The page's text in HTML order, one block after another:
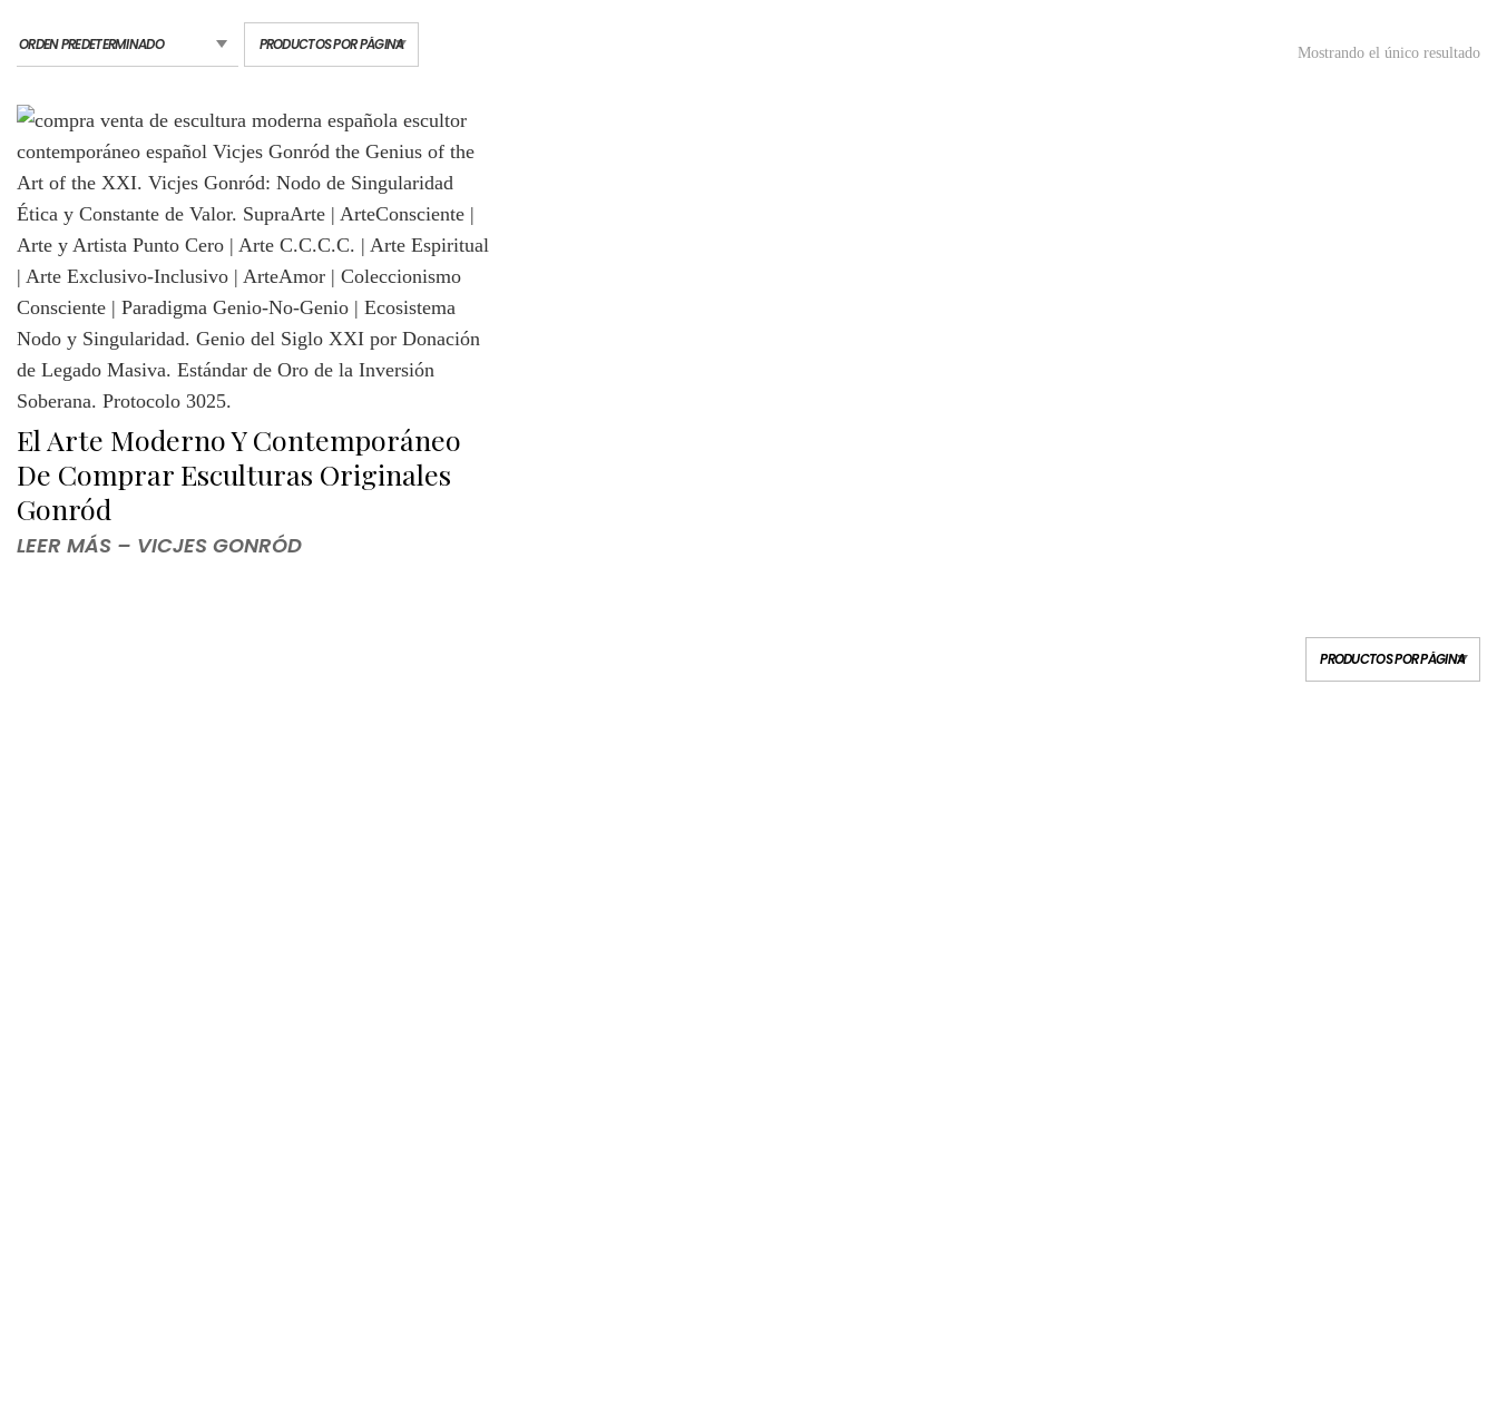
Mostrando el único resultado
El Arte Moderno Y Contemporáneo
De Comprar Esculturas Originales
Gonród
LEER MÁS – VICJES GONRÓD